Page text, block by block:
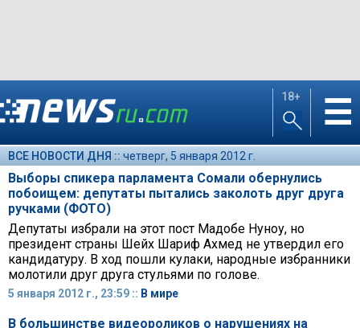
18+ ☰
ВСЕ НОВОСТИ ДНЯ :: четверг, 5 января 2012 г.
Выборы спикера парламента Сомали обернулись
побоищем: депутаты пытались заколоть друг друга
ручками (ФОТО)
Депутаты избрали на этот пост Мадобе Нуноу, но
президент страны Шейх Шариф Ахмед не утвердил его
кандидатуру. В ход пошли кулаки, народные избранники
молотили друг друга стульями по голове.
5 января 2012 г., 23:59 :: В мире
В большинстве видеороликов о нарушениях на